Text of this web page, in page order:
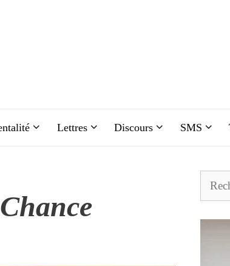
Lettres Discours SMS